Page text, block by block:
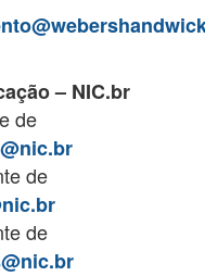
– NIC.br
de
de
de